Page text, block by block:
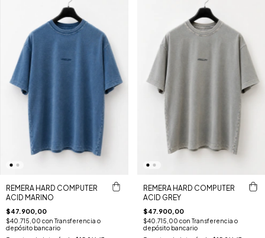
REMERA HARD COMPUTER
ACID MARINO
$47.900,00
$40.715,00 con Transferencia o
depósito bancario
REMERA HARD COMPUTER
ACID GREY
$47.900,00
$40.715,00 con Transferencia o
depósito bancario